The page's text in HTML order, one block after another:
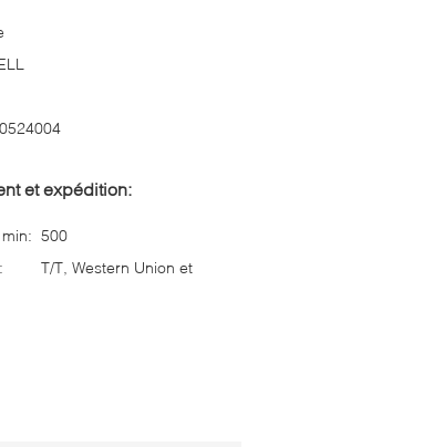
et expédition:
500
T/T, Western Union et